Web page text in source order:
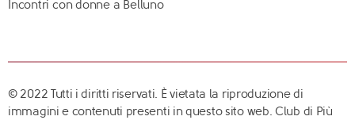
Incontri con donne a Belluno
© 2022 Tutti i diritti riservati. È vietata la riproduzione di
immagini e contenuti presenti in questo sito web. Club di Più